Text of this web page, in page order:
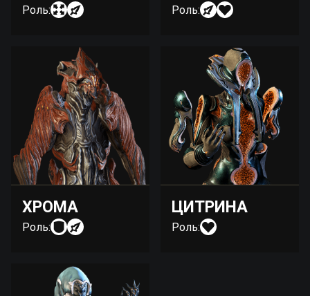
Роль: Роль:
ХРОМА
Роль:
ЦИТРИНА
Роль: